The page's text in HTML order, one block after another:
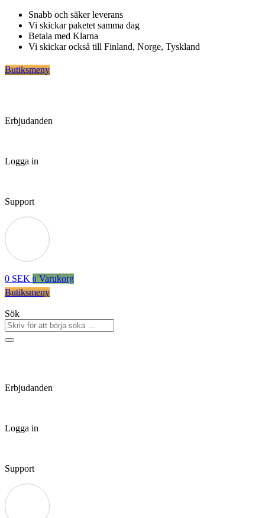
Hoppa
innehåll
Snabb och säker leverans
Vi skickar paketet samma dag
Betala med Klarna
Vi skickar också till Finland, Norge, Tyskland
Butiksmeny
Erbjudanden
Logga in
Support
0 SEK 0 Varukorg
Butiksmeny
Sök
Erbjudanden
Logga in
Support